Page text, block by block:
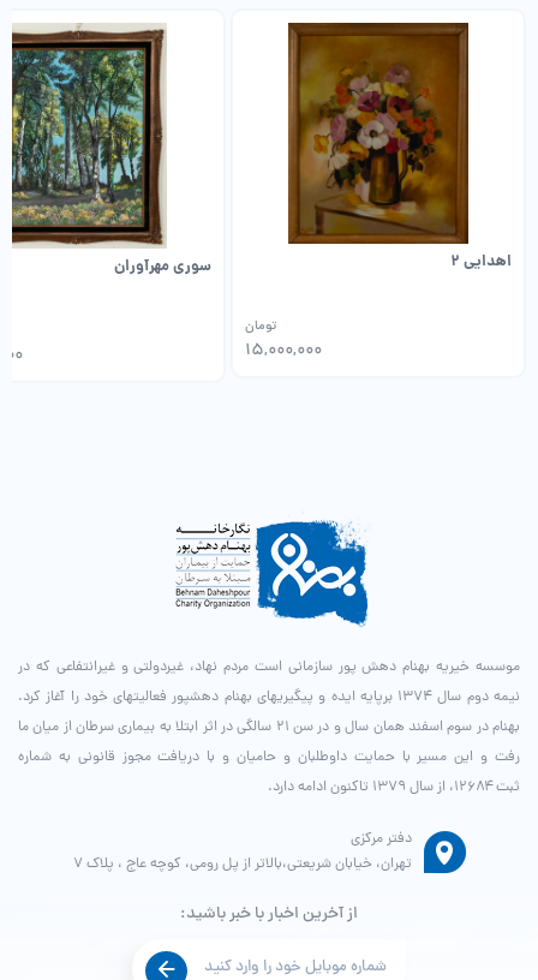
اهدایی 2
15,000,000
تومان
سوری مهرآوران
موسسه خیریه بهنام دهش پور سازمانی است مردم نهاد، غیردولتی و غیرانتفاعی که در
نیمه دوم سال ۱۳۷۴ برپایه ایده و پیگیری­های بهنام دهش­پور فعالیت­های خود را آغاز کرد.
بهنام در سوم اسفند همان سال و در سن ۲۱ سالگی در اثر ابتلا به بیماری سرطان از میان ما
رفت و این مسیر با حمایت داوطلبان و حامیان و با دریافت مجوز قانونی به شماره
ثبت ۱۲۶۸۴، از سال ۱۳۷۹ تاکنون ادامه دارد.
دفتر مرکزی
تهران، خیابان شریعتی،بالاتر از پل رومی، کوچه عاج ، پلاک ۷
از آخرین اخبار با خبر باشید: